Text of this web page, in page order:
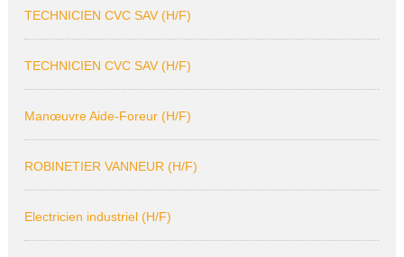
TECHNICIEN CVC SAV (H/F)
TECHNICIEN CVC SAV (H/F)
Manœuvre Aide-Foreur (H/F)
ROBINETIER VANNEUR (H/F)
Electricien industriel (H/F)